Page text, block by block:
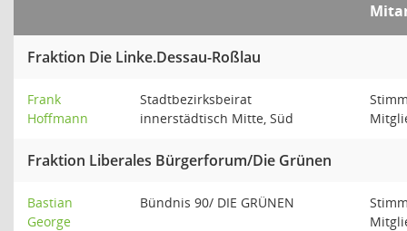
Fraktion Die Linke.Dessau-Roßlau
Frank
Hoffmann
Stadtbezirksbeirat
innerstädtisch Mitte, Süd
Fraktion Liberales Bürgerforum/Die Grünen
Bastian
George
Bündnis 90/ DIE GRÜNEN